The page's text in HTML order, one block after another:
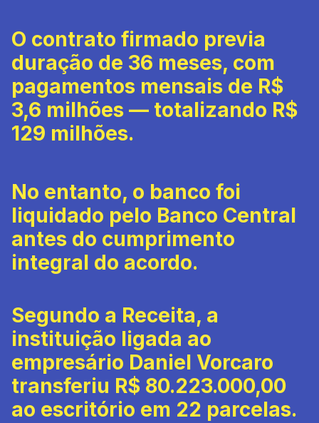
O contrato firmado previa
duração de 36 meses, com
pagamentos mensais de R$
3,6 milhões — totalizando R$
129 milhões.
No entanto, o banco foi
liquidado pelo Banco Central
antes do cumprimento
integral do acordo.
Segundo a Receita, a
instituição ligada ao
empresário Daniel Vorcaro
transferiu R$ 80.223.000,00
ao escritório em 22 parcelas.